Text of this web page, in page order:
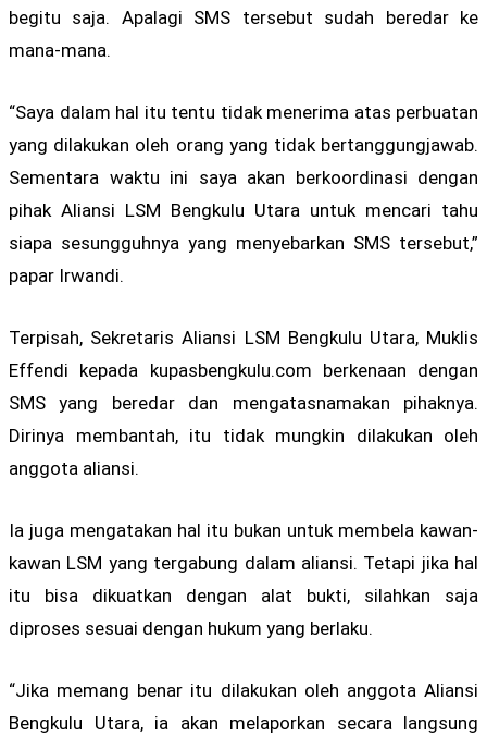
begitu saja. Apalagi SMS tersebut sudah beredar ke
mana-mana.
“Saya dalam hal itu tentu tidak menerima atas perbuatan
yang dilakukan oleh orang yang tidak bertanggungjawab.
Sementara waktu ini saya akan berkoordinasi dengan
pihak Aliansi LSM Bengkulu Utara untuk mencari tahu
siapa sesungguhnya yang menyebarkan SMS tersebut,”
papar Irwandi.
Terpisah, Sekretaris Aliansi LSM Bengkulu Utara, Muklis
Effendi kepada kupasbengkulu.com berkenaan dengan
SMS yang beredar dan mengatasnamakan pihaknya.
Dirinya membantah, itu tidak mungkin dilakukan oleh
anggota aliansi.
Ia juga mengatakan hal itu bukan untuk membela kawan-
kawan LSM yang tergabung dalam aliansi. Tetapi jika hal
itu bisa dikuatkan dengan alat bukti, silahkan saja
diproses sesuai dengan hukum yang berlaku.
“Jika memang benar itu dilakukan oleh anggota Aliansi
Bengkulu Utara, ia akan melaporkan secara langsung